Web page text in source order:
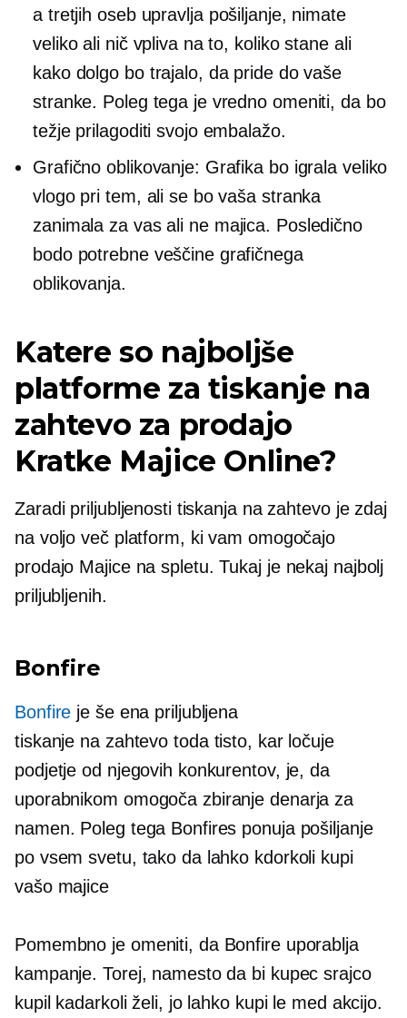
a tretjih osebupravlja pošiljanje, nimate
veliko ali nič vpliva na to, koliko stane ali
kako dolgo bo trajalo, da pride do vaše
stranke. Poleg tega je vredno omeniti, da bo
težje prilagoditi svojo embalažo.
Grafično oblikovanje: Grafika bo igrala veliko
vlogo pri tem, ali se bo vaša stranka
zanimala za vas ali ne majica. Posledično
bodo potrebne veščine grafičnega
oblikovanja.
Katere so najboljše
platforme za tiskanje na
zahtevo za prodajo
Kratke Majice Online?
Zaradi priljubljenosti tiskanja na zahtevo je zdaj
na voljo več platform, ki vam omogočajo
prodajo Majicena spletu. Tukaj je nekaj najbolj
priljubljenih.
Bonfire
Bonfire je še ena priljubljena
tiskanje na zahtevo toda tisto, kar ločuje
podjetje od njegovih konkurentov, je, da
uporabnikom omogoča zbiranje denarja za
namen. Poleg tega Bonfires ponuja pošiljanje
po vsem svetu, tako da lahko kdorkoli kupi
vašo majice
Pomembno je omeniti, da Bonfire uporablja
kampanje. Torej, namesto da bi kupec srajco
kupil kadarkoli želi, jo lahko kupi le med akcijo.